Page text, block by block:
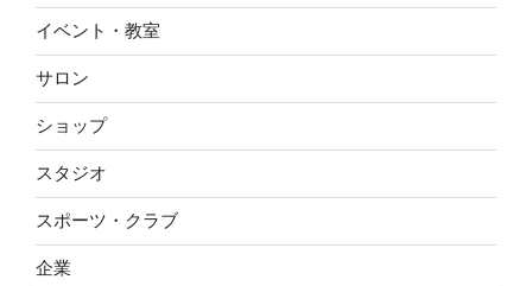
イベント・教室
サロン
ショップ
スタジオ
スポーツ・クラブ
企業